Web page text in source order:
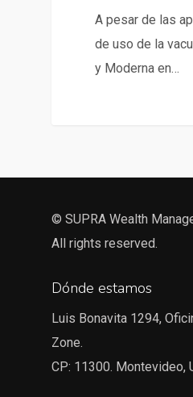
A pesar de las
de uso de la
y Moderna en…
© SUPRA Wealth
All rights reserved.
Dónde estamos
Luis Bonavita 1294,
Zone.
CP: 11300. Montevideo,